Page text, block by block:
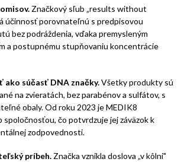
Značkový sľub „results without
účinnosť porovnateľnú s predpisovou
bez podráždenia, vďaka premysleným
a postupnému stupňovaniu koncentrácie
súčasť DNA značky.Všetky produkty sú
na zvieratách, bez parabénov a sulfátov, s
obaly. Od roku 2023 je MEDIK8
čo potvrdzuje jej záväzok k
zodpovednosti.
príbeh. Značka vznikla doslova „v kôlni"